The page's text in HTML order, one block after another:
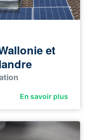
et
En savoir plus